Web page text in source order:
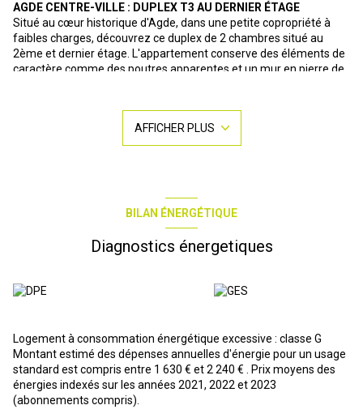
AGDE CENTRE-VILLE : DUPLEX T3 AU DERNIER ÉTAGE
Situé au cœur historique d'Agde, dans une petite copropriété à
faibles charges, découvrez ce duplex de 2 chambres situé au
2ème et dernier étage. L'appartement conserve des éléments de
caractère comme des poutres apparentes et un mur en pierre de
avec baignoire, un wc indépendant et des placards
supplémentaires dans le couloir viennent compléter l’habitation.
Ce bien est idéal pour un premier achat ou un investissement
immeuble, offrant la possibilité d'acquérir l'ensemble des murs
pour un projet mixte ou d'investissement complet.
Je me tiens à votre disposition pour tous renseignements
complémantaires au O6 18 O3 24 2O
AFFICHER PLUS
BILAN ÉNERGÉTIQUE
Diagnostics énergetiques
Logement à consommation énergétique excessive : classe G
Montant estimé des dépenses annuelles d'énergie pour un usage
standard est compris entre 1 630 € et 2 240 € . Prix moyens des
énergies indexés sur les années 2021, 2022 et 2023
(abonnements compris).